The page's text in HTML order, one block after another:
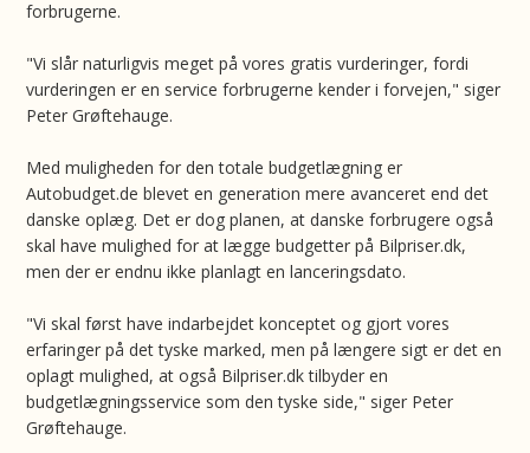
forbrugerne.
"Vi slår naturligvis meget på vores gratis vurderinger, fordi
vurderingen er en service forbrugerne kender i forvejen," siger
Peter Grøftehauge.
Med muligheden for den totale budgetlægning er
Autobudget.de blevet en generation mere avanceret end det
danske oplæg. Det er dog planen, at danske forbrugere også
skal have mulighed for at lægge budgetter på Bilpriser.dk,
men der er endnu ikke planlagt en lanceringsdato.
"Vi skal først have indarbejdet konceptet og gjort vores
erfaringer på det tyske marked, men på længere sigt er det en
oplagt mulighed, at også Bilpriser.dk tilbyder en
budgetlægningsservice som den tyske side," siger Peter
Grøftehauge.